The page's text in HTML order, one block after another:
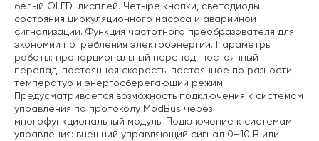
белый OLED-дисплей. Четыре кнопки, светодиоды
состояния циркуляционного насоса и аварийной
сигнализации. Функция частотного преобразователя для
экономии потребления электроэнергии. Параметры
работы: пропорциональный перепад, постоянный
перепад, постоянная скорость, постоянное по разности
температур и энергосберегающий режим.
Предусматривается возможность подключения к системам
управления по протоколу ModBus через
многофункциональный модуль. Подключение к системам
управления: внешний управляющий сигнал 0–10 В или